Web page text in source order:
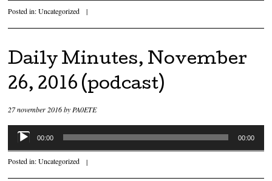
Posted in:Uncategorized |
Daily Minutes, November
26, 2016 (podcast)
27 november 2016by PA0ETE
Audiospeler
00:00 00:00
Posted in:Uncategorized |